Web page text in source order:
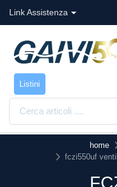
Link Assistenza
Listini
home
fczi550uf